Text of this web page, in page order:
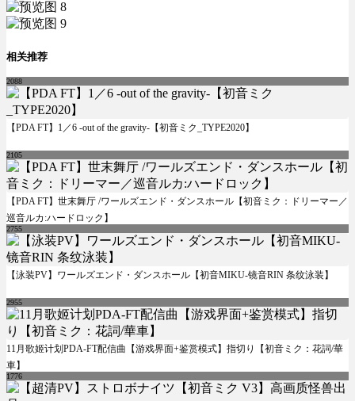
相关推荐
2088
【PDA FT】1／6 -out of the gravity-【初音ミク_TYPE2020】
2105
【PDA FT】世末舞厅 /ワールズエンド・ダンスホール【初音ミク：ドリーマー／
巡音ルカ:ハードロック】
2755
【泳装PV】ワールズエンド・ダンスホール【初音MIKU-镜音RIN 条纹泳装】
2955
11月歌姬计划PDA-FT配信曲【游戏界面+鉴赏模式】指切り【初音ミク：花詞/華
車】
1776